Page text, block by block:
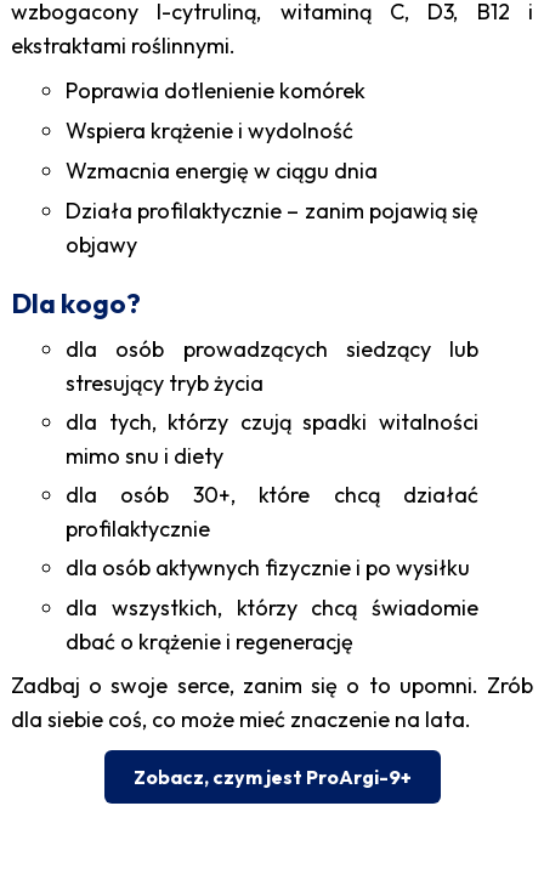
wzbogacony l-cytruliną, witaminą C, D3, B12 i
ekstraktami roślinnymi.
Poprawia dotlenienie komórek
Wspiera krążenie i wydolność
Wzmacnia energię w ciągu dnia
Działa profilaktycznie – zanim pojawią się
objawy
Dla kogo?
dla osób prowadzących siedzący lub
stresujący tryb życia
dla tych, którzy czują spadki witalności
mimo snu i diety
dla osób 30+, które chcą działać
profilaktycznie
dla osób aktywnych fizycznie i po wysiłku
dla wszystkich, którzy chcą świadomie
dbać o krążenie i regenerację
Zadbaj o swoje serce, zanim się o to upomni. Zrób
dla siebie coś, co może mieć znaczenie na lata.
Zobacz, czym jest ProArgi-9+